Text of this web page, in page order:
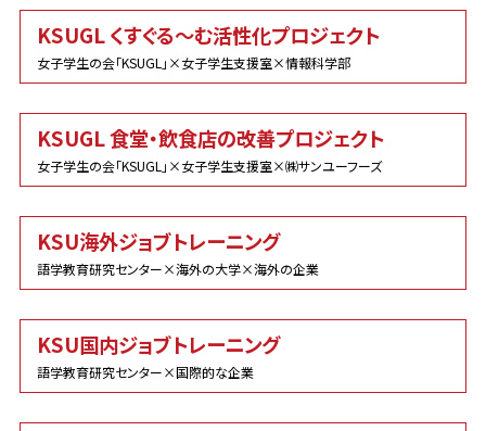
KSUGL くすぐる～む活性化プロジェクト
女子学生の会「KSUGL」×女子学生支援室×情報科学部
KSUGL 食堂・飲食店の改善プロジェクト
女子学生の会「KSUGL」×女子学生支援室×㈱サンユーフーズ
KSU海外ジョブトレーニング
語学教育研究センター×海外の大学×海外の企業
KSU国内ジョブトレーニング
語学教育研究センター×国際的な企業